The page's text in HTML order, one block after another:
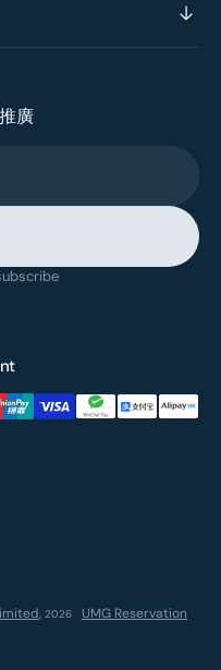
廣
, 2026
UMG Reservation